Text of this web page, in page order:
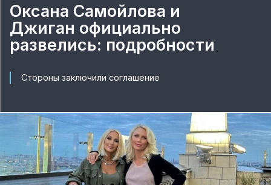
Оксана Самойлова и
Джиган официально
развелись: подробности
Стороны заключили соглашение